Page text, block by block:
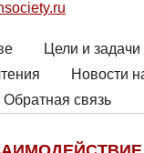
Цели и
Новости
Обратная связь